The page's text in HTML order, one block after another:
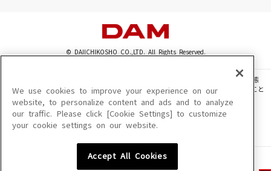
© DAIICHIKOSHO CO.,LTD. All Rights Reserved.
このサイトに掲載されている一切の文章・画像・写真・動画・音声等を、手段や形態
を問わず、著作権法の定める範囲を超えて無断で複製、転載、ファイル化などすること
を禁じます。
楽曲及びコンテンツは、機種によりご利用いただけない場合があります。
楽曲及びコンテンツの配信日、配信内容が変更になる場合があります。
We use cookies to improve your experience on our
website, to personalize content and ads and to analyze
our traffic. Please click [Cookie Settings] to customize
your cookie settings on our website.
Accept All Cookies